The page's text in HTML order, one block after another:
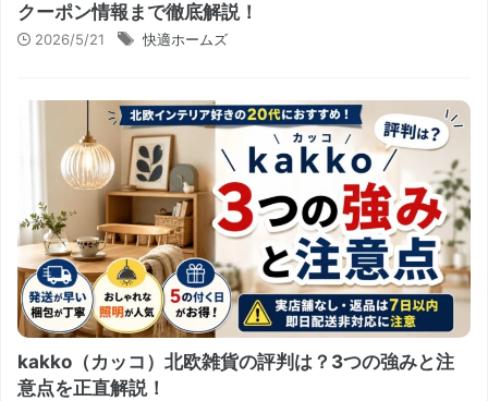
クーポン情報まで徹底解説！
2026/5/21 快適ホームズ
kakko（カッコ）北欧雑貨の評判は？3つの強みと注
意点を正直解説！